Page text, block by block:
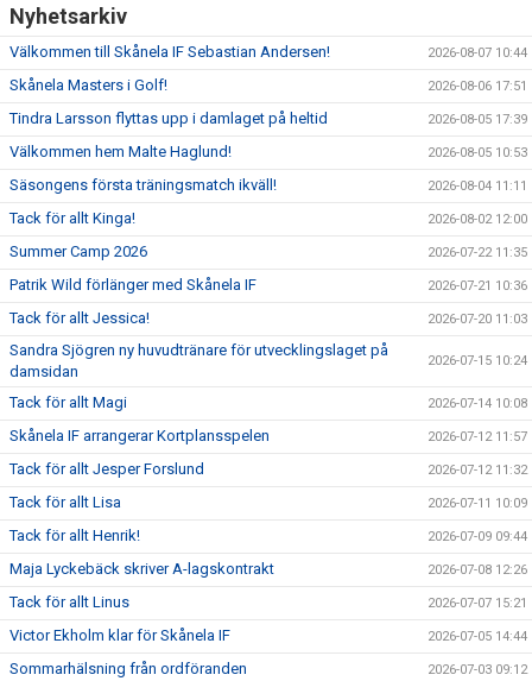
Nyhetsarkiv
Välkommen till Skånela IF Sebastian Andersen! 2026-08-07 10:44
Skånela Masters i Golf! 2026-08-06 17:51
Tindra Larsson flyttas upp i damlaget på heltid 2026-08-05 17:39
Välkommen hem Malte Haglund! 2026-08-05 10:53
Säsongens första träningsmatch ikväll! 2026-08-04 11:11
Tack för allt Kinga! 2026-08-02 12:00
Summer Camp 2026 2026-07-22 11:35
Patrik Wild förlänger med Skånela IF 2026-07-21 10:36
Tack för allt Jessica! 2026-07-20 11:03
Sandra Sjögren ny huvudtränare för utvecklingslaget på
damsidan
2026-07-15 10:24
Tack för allt Magi 2026-07-14 10:08
Skånela IF arrangerar Kortplansspelen 2026-07-12 11:57
Tack för allt Jesper Forslund 2026-07-12 11:32
Tack för allt Lisa 2026-07-11 10:09
Tack för allt Henrik! 2026-07-09 09:44
Maja Lyckebäck skriver A-lagskontrakt 2026-07-08 12:26
Tack för allt Linus 2026-07-07 15:21
Victor Ekholm klar för Skånela IF 2026-07-05 14:44
Sommarhälsning från ordföranden 2026-07-03 09:12